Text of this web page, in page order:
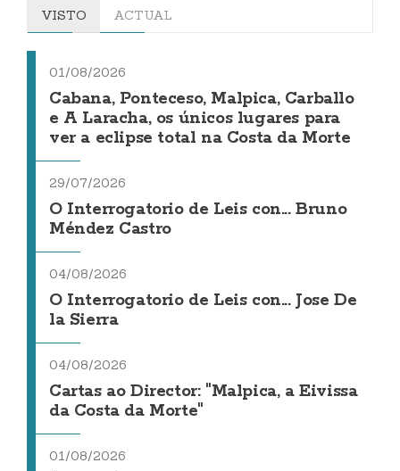
VISTO ACTUAL
01/08/2026
Cabana, Ponteceso, Malpica, Carballo
e A Laracha, os únicos lugares para
ver a eclipse total na Costa da Morte
29/07/2026
O Interrogatorio de Leis con... Bruno
Méndez Castro
04/08/2026
O Interrogatorio de Leis con... Jose De
la Sierra
04/08/2026
Cartas ao Director: "Malpica, a Eivissa
da Costa da Morte"
01/08/2026